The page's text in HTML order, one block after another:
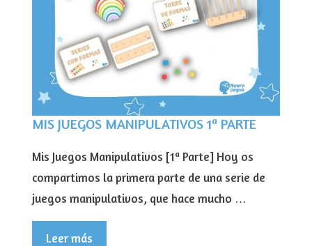
MIS JUEGOS MANIPULATIVOS 1ª PARTE
Mis Juegos Manipulativos [1ª Parte] Hoy os
compartimos la primera parte de una serie de
juegos manipulativos, que hace mucho …
Leer más